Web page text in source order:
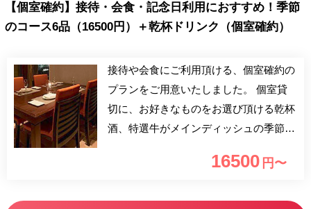
【個室確約】接待・会食・記念日利用におすすめ！季節
のコース6品（16500円）＋乾杯ドリンク（個室確約）
接待や会食にご利用頂ける、個室確約の
プランをご用意いたしました。 個室貸
切に、お好きなものをお選び頂ける乾杯
酒、特選牛がメインディッシュの季節の
16500 円〜